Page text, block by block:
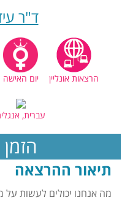
ד"ר
הרצאות אונליין יום האישה
עברית,
תיאור ההרצאה
מה אנחנו יכולים לעשות